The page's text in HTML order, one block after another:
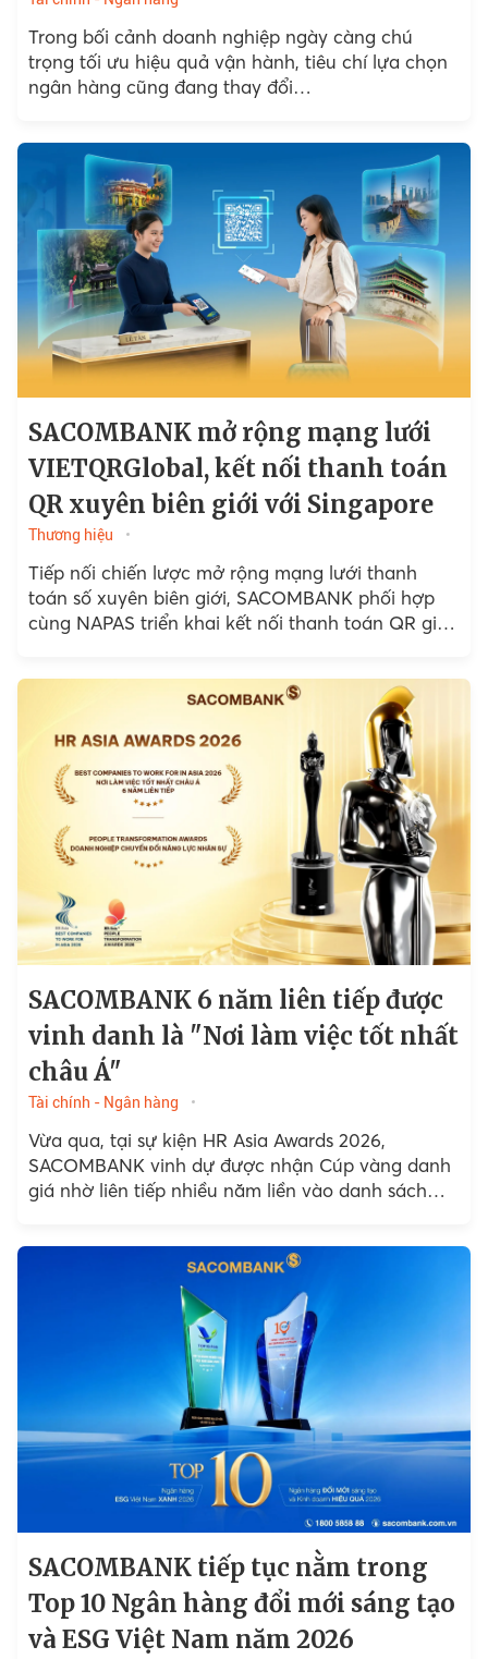
Trong bối cảnh doanh nghiệp ngày càng chú
trọng tối ưu hiệu quả vận hành, tiêu chí lựa chọn
ngân hàng cũng đang thay đổi…
SACOMBANK mở rộng mạng lưới
VIETQRGlobal, kết nối thanh toán
QR xuyên biên giới với Singapore
Thương hiệu
Tiếp nối chiến lược mở rộng mạng lưới thanh
toán số xuyên biên giới, SACOMBANK phối hợp
cùng NAPAS triển khai kết nối thanh toán QR giữa
SACOMBANK 6 năm liên tiếp được
vinh danh là "Nơi làm việc tốt nhất
châu Á"
Tài chính - Ngân hàng
Vừa qua, tại sự kiện HR Asia Awards 2026,
SACOMBANK vinh dự được nhận Cúp vàng danh
giá nhờ liên tiếp nhiều năm liền vào danh sách
SACOMBANK tiếp tục nằm trong
Top 10 Ngân hàng đổi mới sáng tạo
và ESG Việt Nam năm 2026